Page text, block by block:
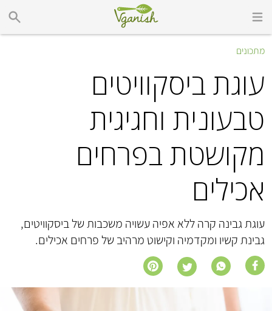
מתכונים
עוגת ביסקוויטים
טבעונית וחגיגית
מקושטת בפרחים
אכילים
עוגת גבינה קרה ללא אפיה עשויה משכבות של ביסקוויטים,
גבינת קשיו ומקדמיה וקישוט מרהיב של פרחים אכילים.